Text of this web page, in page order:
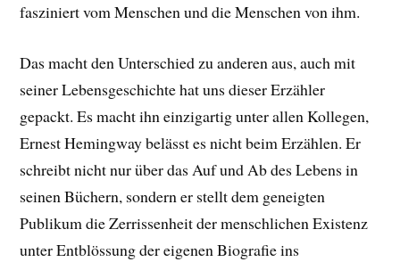
fasziniert vom Menschen und die Menschen von ihm.
Das macht den Unterschied zu anderen aus, auch mit
seiner Lebensgeschichte hat uns dieser Erzähler
gepackt. Es macht ihn einzigartig unter allen Kollegen,
Ernest Hemingway belässt es nicht beim Erzählen. Er
schreibt nicht nur über das Auf und Ab des Lebens in
seinen Büchern, sondern er stellt dem geneigten
Publikum die Zerrissenheit der menschlichen Existenz
unter Entblössung der eigenen Biografie ins